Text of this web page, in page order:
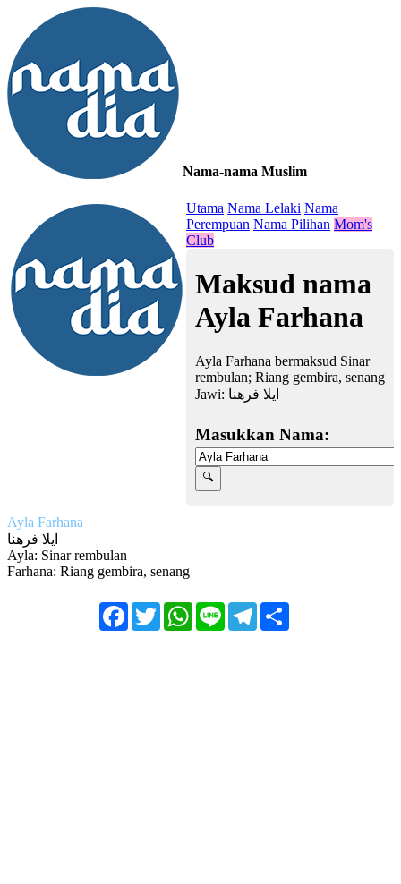
Nama-nama Muslim
Utama Nama Lelaki Nama
Perempuan Nama Pilihan Mom's
Club
Maksud nama
Ayla Farhana
Ayla Farhana bermaksud Sinar
rembulan; Riang gembira, senang
Jawi: ايلا فرهنا
Masukkan Nama:
Ayla Farhana
ايلا فرهنا
Ayla: Sinar rembulan
Farhana: Riang gembira, senang
FacebookTwitterWhatsApp
Line Telegram